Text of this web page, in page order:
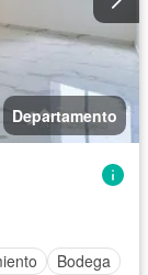
Departamento
Bodega